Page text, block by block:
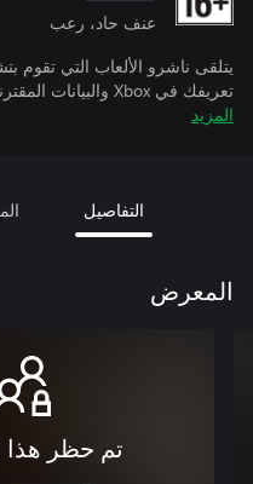
عنف حاد، رعب
يتلقى ناشرو الألعاب التي تقوم
تعريفك في Xbox والبيانات المقترنة بينما تمارس الألعاب.
المزيد
التفاصيل
المعرض
تم حظر هذا